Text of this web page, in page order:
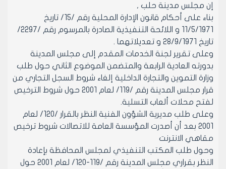
إن مجلس مدينة حلب ,
بناء على أحكام قانون الإدارة المحلية رقم /15/ تاريخ
11/5/1971 و اللائحة التنفيذية الصادرة بالمرسوم رقم /2297/
تاريخ 28/9/1971 و تعديلاتهما .
وعلى تقرير لجنة الخدمات المقدم إلى مجلس المدينة
بدورته العادية الرابعة والمتضمن الموضوع الثاني حول طلب
وزارة التموين والتجارة الداخلية إلغاء شروط السجل التجاري من
قرار مجلس المدينة رقم /119/ لعام 2001 حول شروط الترخيص
لفتح محلات ألعاب التسلية.
وعلى طلب مديرية الشؤون الفنية النظر بالقرار /120/ لعام
2001 بعد أن أصدرت المؤسسة العامة للاتصالات شروط ترخيص
مقاهي الانترنت
وحول طلب المكتب التنفيذي لمجلس المحافظة بإعادة
النظر بقراري مجلس المدينة رقم /119-120/ لعام 2001 حول